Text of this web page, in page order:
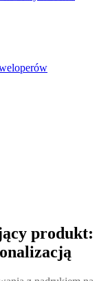
produkt: